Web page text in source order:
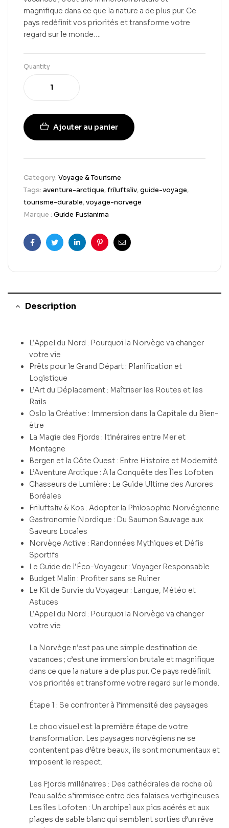
magnifique dans ce que la nature a de plus pur. Ce
pays redéfinit vos priorités et transforme votre
regard sur le monde….
Quantity
Ajouter au panier
Category: Voyage & Tourisme
Tags: aventure-arctique,friluftsliv,guide-voyage,
tourisme-durable,voyage-norvege
Marque : Guide Fusianima
FacebookTwitterLinkedinPinterestEmail
Description
L’Appel du Nord : Pourquoi la Norvège va changer
votre vie
Prêts pour le Grand Départ : Planification et
Logistique
L’Art du Déplacement : Maîtriser les Routes et les
Rails
Oslo la Créative : Immersion dans la Capitale du Bien-
être
La Magie des Fjords : Itinéraires entre Mer et
Montagne
Bergen et la Côte Ouest : Entre Histoire et Modernité
L’Aventure Arctique : À la Conquête des Îles Lofoten
Chasseurs de Lumière : Le Guide Ultime des Aurores
Boréales
Friluftsliv & Kos : Adopter la Philosophie Norvégienne
Gastronomie Nordique : Du Saumon Sauvage aux
Saveurs Locales
Norvège Active : Randonnées Mythiques et Défis
Sportifs
Le Guide de l’Éco-Voyageur : Voyager Responsable
Budget Malin : Profiter sans se Ruiner
Le Kit de Survie du Voyageur : Langue, Météo et
Astuces
L’Appel du Nord : Pourquoi la Norvège va changer
votre vie
La Norvège n’est pas une simple destination de
vacances ; c’est une immersion brutale et magnifique
dans ce que la nature a de plus pur. Ce pays redéfinit
vos priorités et transforme votre regard sur le monde.
Étape 1 : Se confronter à l’immensité des paysages
Le choc visuel est la première étape de votre
transformation. Les paysages norvégiens ne se
contentent pas d’être beaux, ils sont monumentaux et
imposent le respect.
Les Fjords millénaires : Des cathédrales de roche où
l’eau salée s’immisce entre des falaises vertigineuses.
Les îles Lofoten : Un archipel aux pics acérés et aux
plages de sable blanc qui semblent sorties d’un rêve